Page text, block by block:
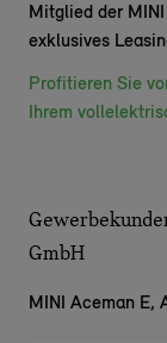
Mitglied der
exklusives
Profitieren Sie
Ihrem
GmbH
MINI Aceman E,